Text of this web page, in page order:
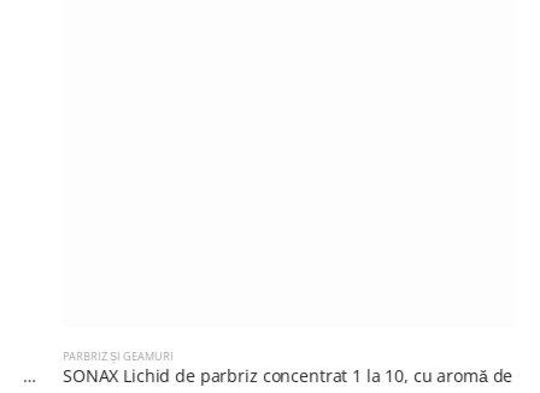
PARBRIZ ȘI GEAMURI
SONAX Lichid de parbriz concentrat 1 la 10, cu aromă de lămâie, 1 L